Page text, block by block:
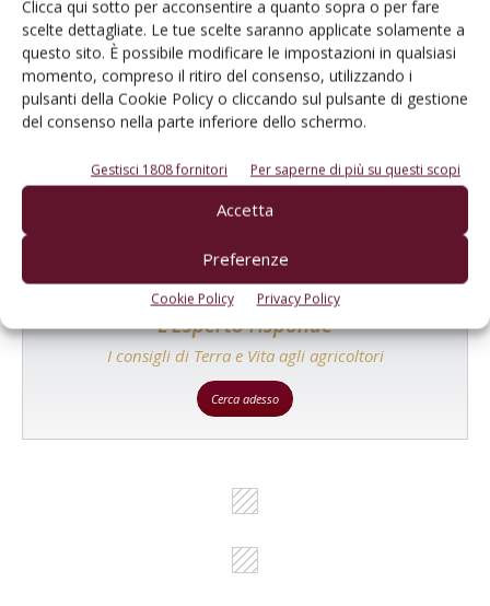
Clicca qui sotto per acconsentire a quanto sopra o per fare
scelte dettagliate. Le tue scelte saranno applicate solamente a
questo sito. È possibile modificare le impostazioni in qualsiasi
momento, compreso il ritiro del consenso, utilizzando i
pulsanti della Cookie Policy o cliccando sul pulsante di gestione
del consenso nella parte inferiore dello schermo.
Gestisci 1808 fornitori Per saperne di più su questi scopi
Accetta
Preferenze
Cookie Policy Privacy Policy
Catalogo Aziende e Prodotti
Un modo semplice per cercare un'azienda o un
L'Esperto risponde
I consigli di Terra e Vita agli agricoltori
Cerca adesso